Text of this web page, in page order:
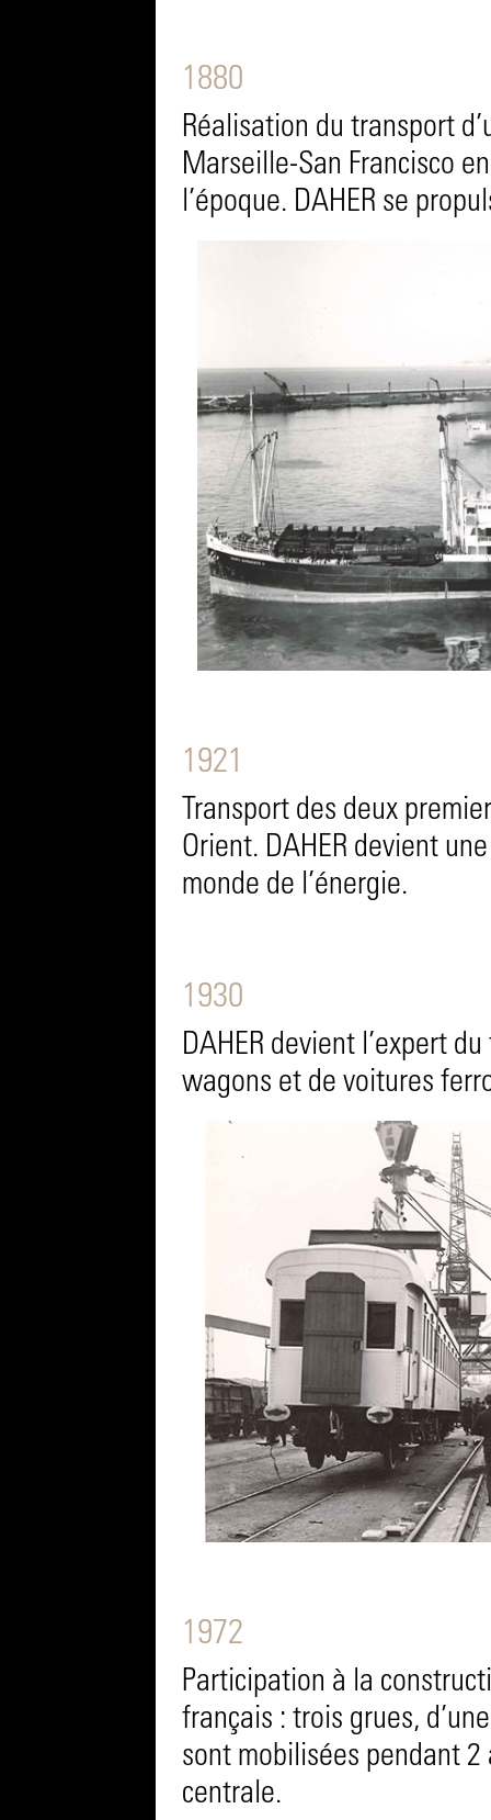
1880
Réalisation du transport
Marseille-San Francisco
l’époque. DAHER se
1921
Transport des deux
Orient. DAHER devient
monde de l’énergie.
1930
DAHER devient l’expert
wagons et de voitures
1972
Participation à la
français : trois grues,
sont mobilisées pendant
centrale.